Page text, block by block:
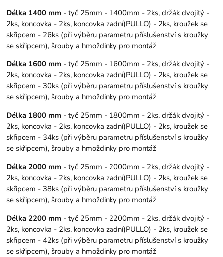
Délka 1400 mm - tyč 25mm - 1400mm - 2ks, držák dvojitý -
2ks, koncovka - 2ks, koncovka zadní(PULLO) - 2ks, kroužek se
skřipcem - 26ks (při výběru parametru příslušenství s kroužky
se skřipcem), šrouby a hmoždinky pro montáž
Délka 1600 mm - tyč 25mm - 1600mm - 2ks, držák dvojitý -
2ks, koncovka - 2ks, koncovka zadní(PULLO) - 2ks, kroužek se
skřipcem - 30ks (při výběru parametru příslušenství s kroužky
se skřipcem), šrouby a hmoždinky pro montáž
Délka 1800 mm - tyč 25mm - 1800mm - 2ks, držák dvojitý -
2ks, koncovka - 2ks, koncovka zadní(PULLO) - 2ks, kroužek se
skřipcem - 34ks (při výběru parametru příslušenství s kroužky
se skřipcem), šrouby a hmoždinky pro montáž
Délka 2000 mm - tyč 25mm - 2000mm - 2ks, držák dvojitý -
2ks, koncovka - 2ks, koncovka zadní(PULLO) - 2ks, kroužek se
skřipcem - 38ks (při výběru parametru příslušenství s kroužky
se skřipcem), šrouby a hmoždinky pro montáž
Délka 2200 mm - tyč 25mm - 2200mm - 2ks, držák dvojitý -
2ks, koncovka - 2ks, koncovka zadní(PULLO) - 2ks, kroužek se
skřipcem - 42ks (při výběru parametru příslušenství s kroužky
se skřipcem), šrouby a hmoždinky pro montáž